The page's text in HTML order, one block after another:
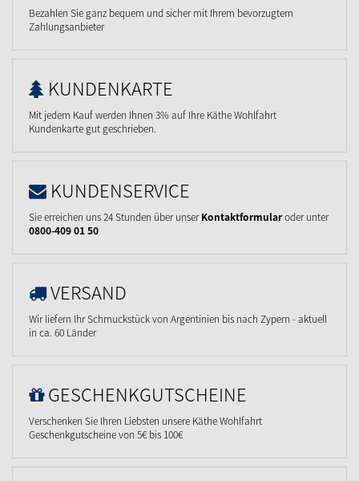
Bezahlen Sie ganz bequem und sicher mit Ihrem bevorzugtem
Zahlungsanbieter
KUNDENKARTE
Mit jedem Kauf werden Ihnen 3% auf Ihre Käthe Wohlfahrt
Kundenkarte gut geschrieben.
KUNDENSERVICE
Sie erreichen uns 24 Stunden über unserKontaktformularoder unter
0800-409 01 50
VERSAND
Wir liefern Ihr Schmuckstück von Argentinien bis nach Zypern - aktuell
in ca. 60 Länder
GESCHENKGUTSCHEINE
Verschenken Sie Ihren Liebsten unsere Käthe Wohlfahrt
Geschenkgutscheine von 5€ bis 100€